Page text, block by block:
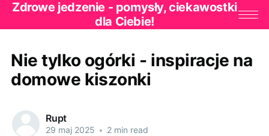
Zdrowe jedzenie - pomysły, ciekawostki
dla Ciebie!
Nie tylko ogórki - inspiracje na
domowe kiszonki
Rupt
29 maj 2025 • 2 min read